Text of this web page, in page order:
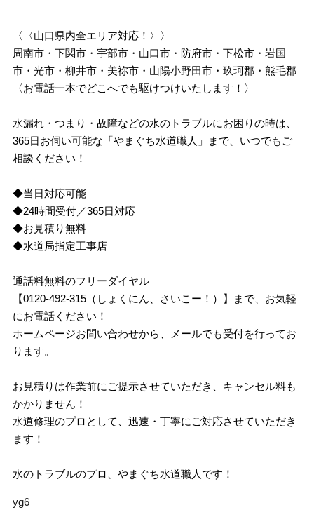
〈〈山口県内全エリア対応！〉〉
周南市・下関市・宇部市・山口市・防府市・下松市・岩国
市・光市・柳井市・美祢市・山陽小野田市・玖珂郡・熊毛郡
〈お電話一本でどこへでも駆けつけいたします！〉
水漏れ・つまり・故障などの水のトラブルにお困りの時は、
365日お伺い可能な「やまぐち水道職人」まで、いつでもご
相談ください！
◆当日対応可能
◆24時間受付／365日対応
◆お見積り無料
◆水道局指定工事店
通話料無料のフリーダイヤル
【0120-492-315（しょくにん、さいこー！）】まで、お気軽
にお電話ください！
ホームページお問い合わせから、メールでも受付を行ってお
ります。
お見積りは作業前にご提示させていただき、キャンセル料も
かかりません！
水道修理のプロとして、迅速・丁寧にご対応させていただき
ます！
水のトラブルのプロ、やまぐち水道職人です！
yg6